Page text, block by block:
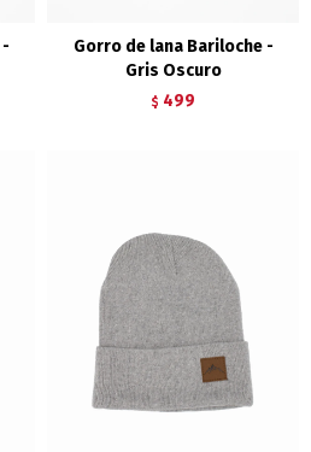
Gorro de lana Bariloche -
Gris Oscuro
$ 499